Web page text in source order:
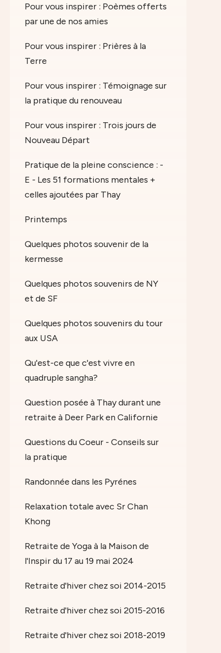
Pour vous inspirer : Poèmes offerts
par une de nos amies
Pour vous inspirer : Prières à la
Terre
Pour vous inspirer : Témoignage sur
la pratique du renouveau
Pour vous inspirer : Trois jours de
Nouveau Départ
Pratique de la pleine conscience : -
E - Les 51 formations mentales +
celles ajoutées par Thay
Printemps
Quelques photos souvenir de la
kermesse
Quelques photos souvenirs de NY
et de SF
Quelques photos souvenirs du tour
aux USA
Qu'est-ce que c'est vivre en
quadruple sangha?
Question posée à Thay durant une
retraite à Deer Park en Californie
Questions du Coeur - Conseils sur
la pratique
Randonnée dans les Pyrénes
Relaxation totale avec Sr Chan
Khong
Retraite de Yoga à la Maison de
l'Inspir du 17 au 19 mai 2024
Retraite d'hiver chez soi 2014-2015
Retraite d'hiver chez soi 2015-2016
Retraite d'hiver chez soi 2018-2019